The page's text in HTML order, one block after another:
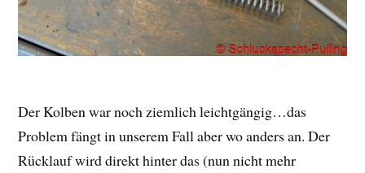
Der Kolben war noch ziemlich leichtgängig…das
Problem fängt in unserem Fall aber wo anders an. Der
Rücklauf wird direkt hinter das (nun nicht mehr